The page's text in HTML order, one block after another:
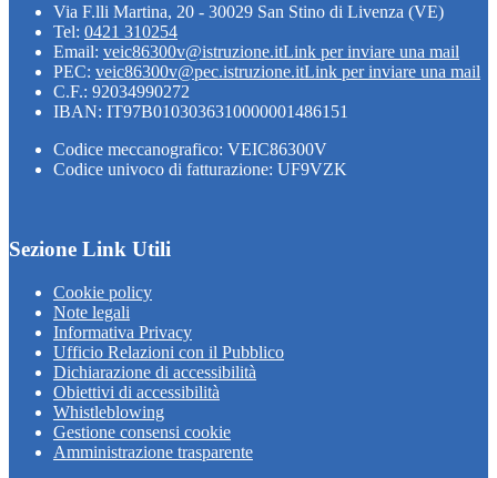
Via F.lli Martina, 20 - 30029 San Stino di Livenza (VE)
Tel: 0421 310254
Email: veic86300v@istruzione.itLink per inviare una mail
PEC: veic86300v@pec.istruzione.itLink per inviare una mail
C.F.: 92034990272
IBAN: IT97B0103036310000001486151
Codice meccanografico: VEIC86300V
Codice univoco di fatturazione: UF9VZK
Sezione Link Utili
Cookie policy
Note legali
Informativa Privacy
Ufficio Relazioni con il Pubblico
Dichiarazione di accessibilità
Obiettivi di accessibilità
Whistleblowing
Gestione consensi cookie
Amministrazione trasparente